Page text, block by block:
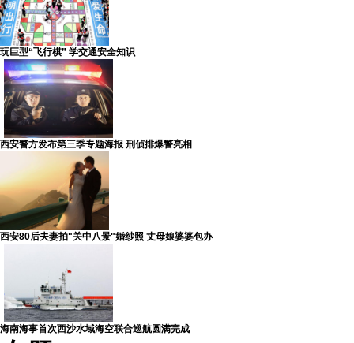
玩巨型“飞行棋” 学交通安全知识
西安警方发布第三季专题海报 刑侦排爆警亮相
西安80后夫妻拍"关中八景"婚纱照 丈母娘婆婆包办
海南海事首次西沙水域海空联合巡航圆满完成